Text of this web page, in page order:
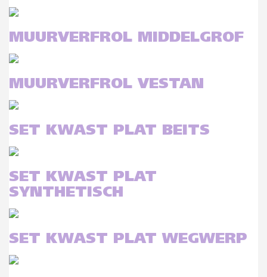
MUURVERFROL MIDDELGROF
MUURVERFROL VESTAN
SET KWAST PLAT BEITS
SET KWAST PLAT
SYNTHETISCH
SET KWAST PLAT WEGWERP